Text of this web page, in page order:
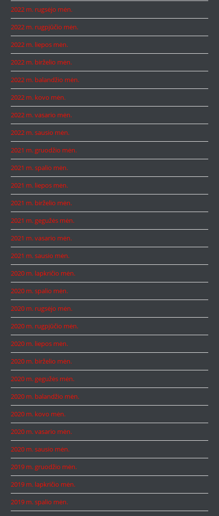
2022 m. rugsėjo mėn.
2022 m. rugpjūčio mėn.
2022 m. liepos mėn.
2022 m. birželio mėn.
2022 m. balandžio mėn.
2022 m. kovo mėn.
2022 m. vasario mėn.
2022 m. sausio mėn.
2021 m. gruodžio mėn.
2021 m. spalio mėn.
2021 m. liepos mėn.
2021 m. birželio mėn.
2021 m. gegužės mėn.
2021 m. vasario mėn.
2021 m. sausio mėn.
2020 m. lapkričio mėn.
2020 m. spalio mėn.
2020 m. rugsėjo mėn.
2020 m. rugpjūčio mėn.
2020 m. liepos mėn.
2020 m. birželio mėn.
2020 m. gegužės mėn.
2020 m. balandžio mėn.
2020 m. kovo mėn.
2020 m. vasario mėn.
2020 m. sausio mėn.
2019 m. gruodžio mėn.
2019 m. lapkričio mėn.
2019 m. spalio mėn.